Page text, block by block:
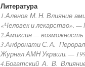
Литература
1.Аленов М. Н. Влияние
«Человек и лекарство». —
2.Амиксин — возможность
3.Андронати С. А.
Журнал АМН Украши. —
4.Богатский А. В.